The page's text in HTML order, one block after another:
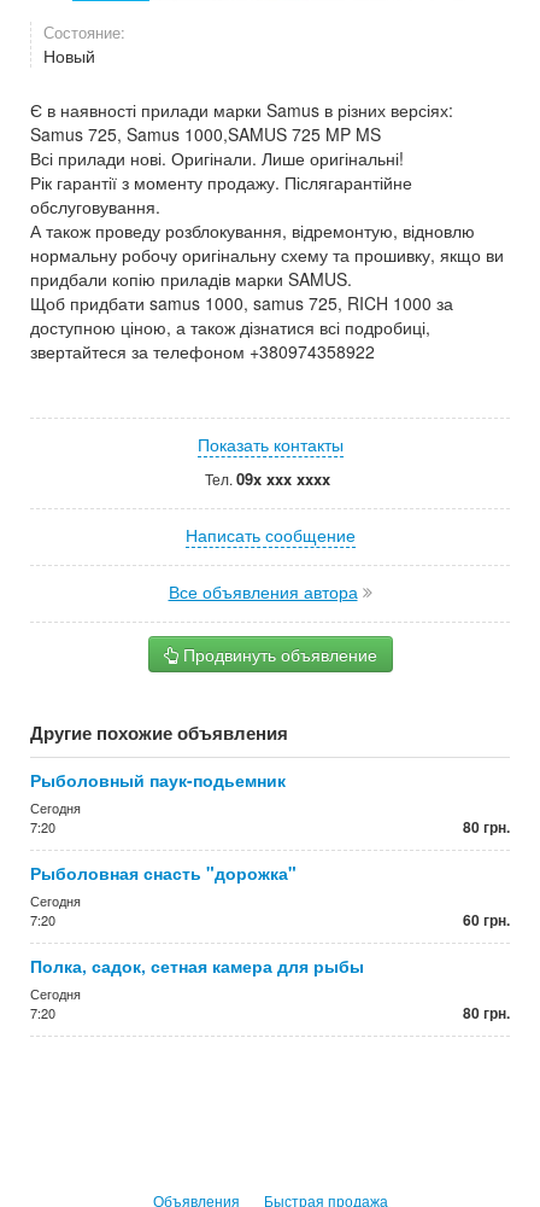
Состояние:
Новый
Є в наявності прилади марки Samus в різних версіях:
Samus 725, Samus 1000,SAMUS 725 MP MS
Всі прилади нові. Оригінали. Лише оригінальні!
Рік гарантії з моменту продажу. Післягарантійне
обслуговування.
А також проведу розблокування, відремонтую, відновлю
нормальну робочу оригінальну схему та прошивку, якщо ви
придбали копію приладів марки SAMUS.
Щоб придбати samus 1000, samus 725, RICH 1000 за
доступною ціною, а також дізнатися всі подробиці,
звертайтеся за телефоном +380974358922
Показать контакты
Тел. 09x xxx xxxx
Написать сообщение
Все объявления автора
Продвинуть объявление
Другие похожие объявления
Рыболовный паук-подьемник
Сегодня
7:20
80 грн.
Рыболовная снасть "дорожка"
Сегодня
7:20
60 грн.
Полка, садок, сетная камера для рыбы
Сегодня
7:20
80 грн.
Объявления Быстрая продажа